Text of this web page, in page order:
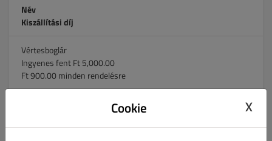
Név
Kiszállítási díj
Vértesboglár
Ingyenes fent Ft 5,000.00
Ft 900.00 minden rendelésre
Ingyenes fent Ft 5,000.00
Ft 900.00 minden rendelésre
Cookie X